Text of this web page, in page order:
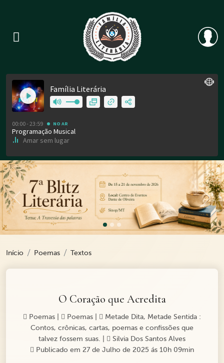
Previous
Início Poemas Textos
O Coração que Acredita
Poemas Poemas
Metade Dita, Metade Sentida :
Contos, crônicas, cartas, poemas e confissões que
talvez fossem suas.
Silvia Dos Santos Alves
Publicado em 27 de Julho de 2025 ás 10h 09min